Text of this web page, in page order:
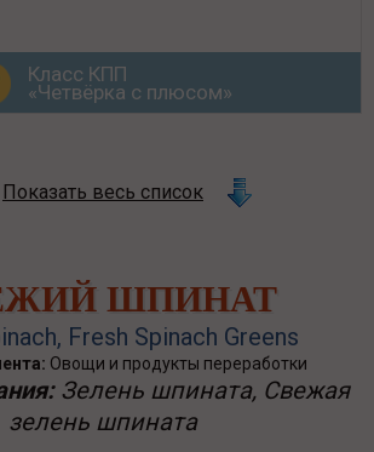
Класс КПП
«Четвёрка с плюсом»
Показать весь список
ШПИНАТ
Fresh Spinach Greens
Овощи и продукты переработки
Зелень шпината, Свежая
зелень шпината